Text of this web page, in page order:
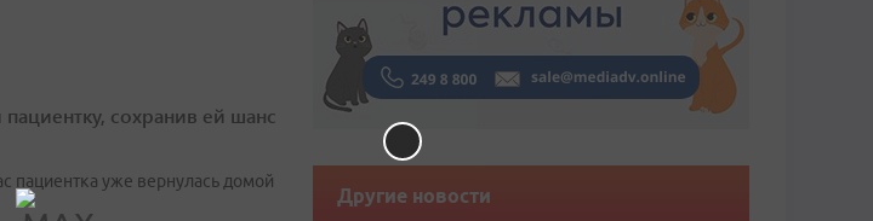
сохранив ей шанс
пациентка уже вернулась домой
Другие новости